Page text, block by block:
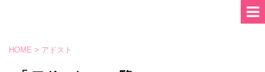
HOME > アドスト